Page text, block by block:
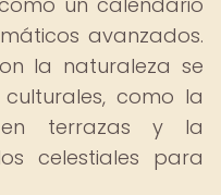
avanzados.
la naturaleza se
como la
en terrazas y la
celestiales para